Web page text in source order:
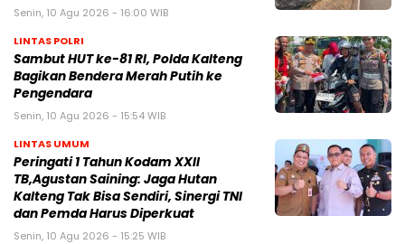
Senin, 10 Agu 2026 - 16:00 WIB
LINTAS POLRI
Sambut HUT ke-81 RI, Polda Kalteng
Bagikan Bendera Merah Putih ke
Pengendara
Senin, 10 Agu 2026 - 15:54 WIB
LINTAS UMUM
Peringati 1 Tahun Kodam XXII
TB,Agustan Saining: Jaga Hutan
Kalteng Tak Bisa Sendiri, Sinergi TNI
dan Pemda Harus Diperkuat
Senin, 10 Agu 2026 - 15:25 WIB